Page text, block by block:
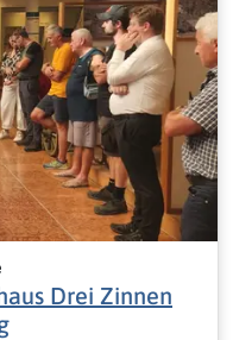
Drei Zinnen